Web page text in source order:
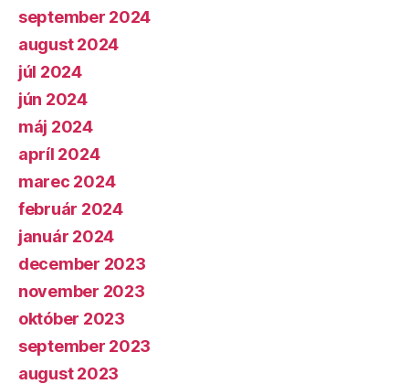
september 2024
august 2024
júl 2024
jún 2024
máj 2024
apríl 2024
marec 2024
február 2024
január 2024
december 2023
november 2023
október 2023
september 2023
august 2023